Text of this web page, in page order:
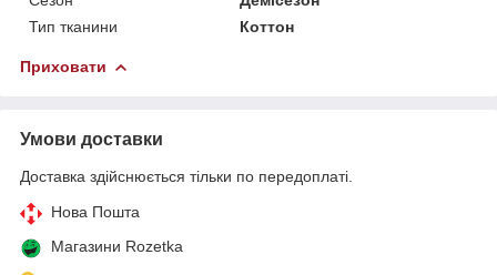
Тип тканини
Коттон
Приховати
Умови доставки
Доставка здійснюється тільки по передоплаті.
Нова Пошта
Магазини Rozetka